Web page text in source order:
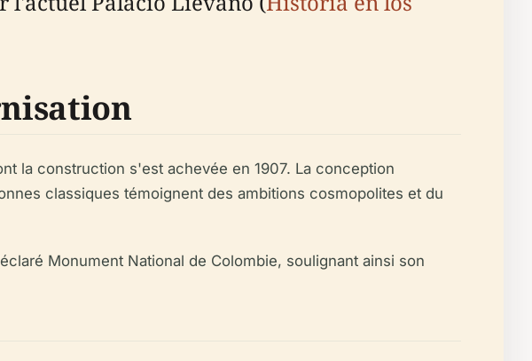
la construction s'est achevée en 1907. La conception
classiques témoignent des ambitions cosmopolites et du
Monument National de Colombie, soulignant ainsi son